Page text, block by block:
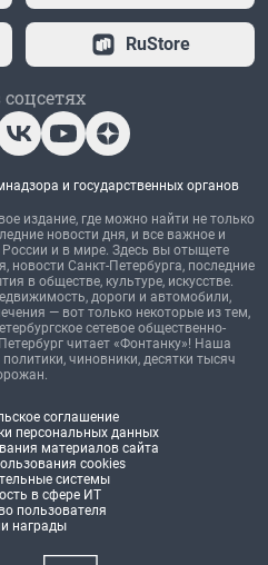
RuStore
и государственных органов
издание, где можно найти не только
новости дня, и все важное и
России и в мире. Здесь вы отыщете
новости Санкт-Петербурга, последние
в обществе, культуре, искусстве.
дороги и автомобили,
— вот только некоторые из тем,
сетевое общественно-
читает «Фонтанку»! Наша
чиновники, десятки тысяч
соглашение
персональных данных
материалов сайта
cookies
системы
в сфере ИТ
пользователя
награды